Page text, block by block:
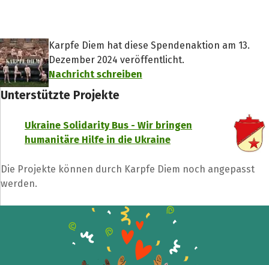
Karpfe Diem hat diese Spendenaktion am 13.
Dezember 2024 veröffentlicht.
Nachricht schreiben
Unterstützte Projekte
Ukraine Solidarity Bus - Wir bringen
humanitäre Hilfe in die Ukraine
Die Projekte können durch Karpfe Diem noch angepasst
werden.